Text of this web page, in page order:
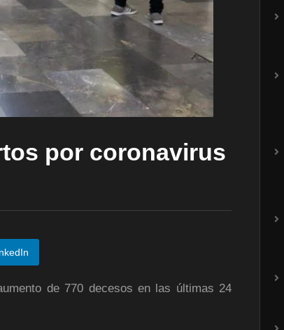
por coronavirus
de 770 decesos en las últimas 24